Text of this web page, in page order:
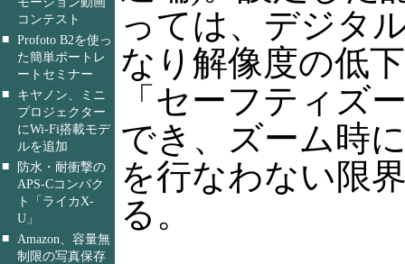
コンテスト
■ Profoto B2を使っ
た簡単ポートレ
ートセミナー
■
キヤノン、ミニ
プロジェクター
にWi-Fi搭載モデ
ルを追加
■
防水・耐衝撃の
APS-Cコンパク
ト「ライカX-
U」
■
Amazon、容量無
制限の写真保存
っては、デジタ
なり解像度の低
「セーフティズ
でき、ズーム時
を行なわない限
る。